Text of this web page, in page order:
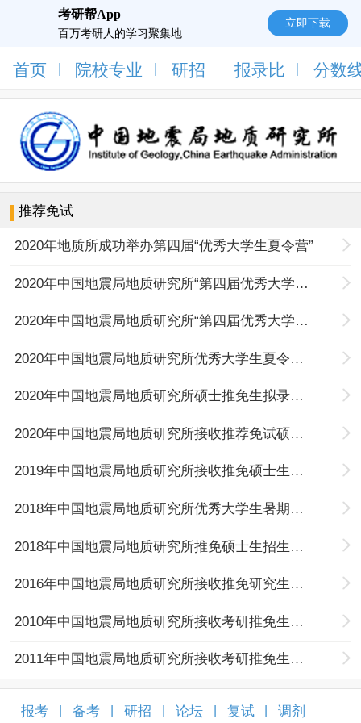
考研帮App
百万考研人的学习聚集地
立即下载
首页 院校专业 研招 报录比 分数
推荐免试
2020年地质所成功举办第四届“优秀大学生夏令营”
2020年中国地震局地质研究所“第四届优秀大学生夏令营”日程安排
2020年中国地震局地质研究所“第四届优秀大学生夏令营”营员录取名单
2020年中国地震局地质研究所优秀大学生夏令营营员招收通知
2020年中国地震局地质研究所硕士推免生拟录取名单公示
2020年中国地震局地质研究所接收推荐免试硕士生招生简章
2019年中国地震局地质研究所接收推免硕士生招生简章
2018年中国地震局地质研究所优秀大学生暑期夏令营
2018年中国地震局地质研究所推免硕士生招生简章
2016年中国地震局地质研究所接收推免研究生办法
2010年中国地震局地质研究所接收考研推免生办法
2011年中国地震局地质研究所接收考研推免生办法
报考 备考 研招 论坛 复试 调剂